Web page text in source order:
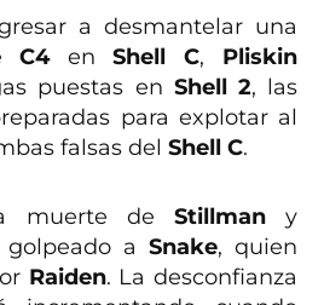
a desmantelar una
C4enShell C, Pliskin
puestas en Shell 2, las
para explotar al
falsas delShell C.
muerte de Stillmany
a Snake, quien
Raiden. La desconfianza